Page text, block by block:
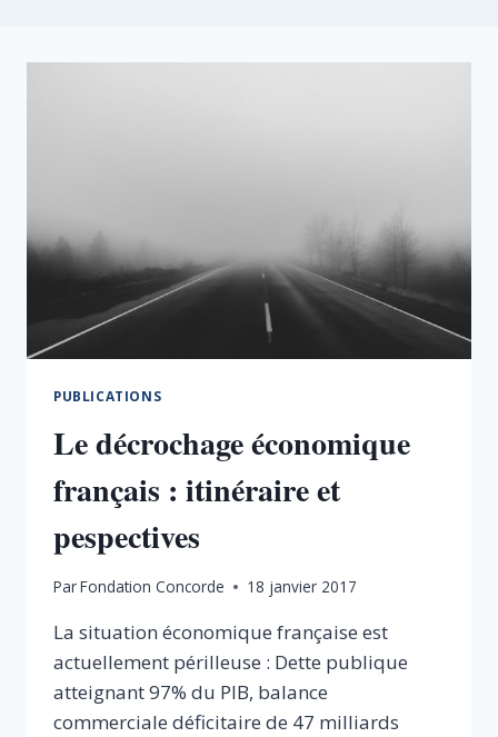
PUBLICATIONS
Le décrochage économique
français : itinéraire et
pespectives
ParFondation Concorde 18 janvier 2017
La situation économique française est
actuellement périlleuse : Dette publique
atteignant 97% du PIB, balance
commerciale déficitaire de 47 milliards